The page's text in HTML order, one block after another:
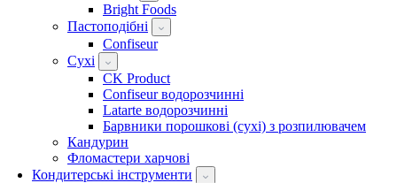
Bright Foods
Пастоподібні
Confiseur
Сухі
CK Product
Confiseur водорозчинні
Latarte водорозчинні
Барвники порошкові (сухі) з розпилювачем
Кандурин
Фломастери харчові
Кондитерські інструменти